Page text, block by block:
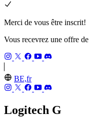
Merci de vous être inscrit!
Vous recevrez une offre
BE,fr
Logitech G